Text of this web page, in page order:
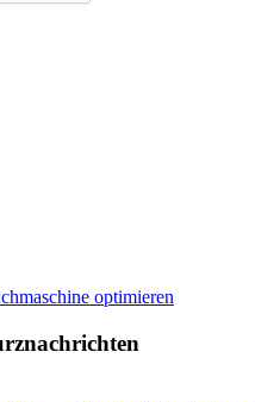
optimieren